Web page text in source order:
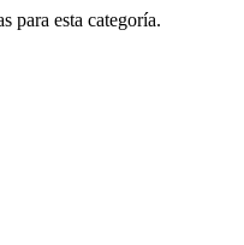
para esta categoría.